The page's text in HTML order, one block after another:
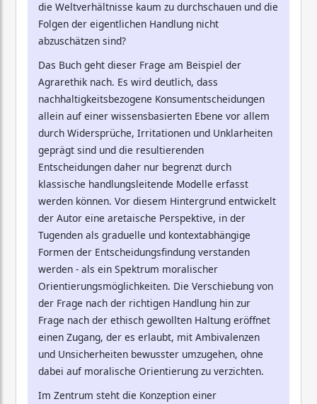
die Weltverhältnisse kaum zu durchschauen und die
Folgen der eigentlichen Handlung nicht
abzuschätzen sind?
Das Buch geht dieser Frage am Beispiel der
Agrarethik nach. Es wird deutlich, dass
nachhaltigkeitsbezogene Konsumentscheidungen
allein auf einer wissensbasierten Ebene vor allem
durch Widersprüche, Irritationen und Unklarheiten
geprägt sind und die resultierenden
Entscheidungen daher nur begrenzt durch
klassische handlungsleitende Modelle erfasst
werden können. Vor diesem Hintergrund entwickelt
der Autor eine aretaische Perspektive, in der
Tugenden als graduelle und kontextabhängige
Formen der Entscheidungsfindung verstanden
werden - als ein Spektrum moralischer
Orientierungsmöglichkeiten. Die Verschiebung von
der Frage nach der richtigen Handlung hin zur
Frage nach der ethisch gewollten Haltung eröffnet
einen Zugang, der es erlaubt, mit Ambivalenzen
und Unsicherheiten bewusster umzugehen, ohne
dabei auf moralische Orientierung zu verzichten.
Im Zentrum steht die Konzeption einer